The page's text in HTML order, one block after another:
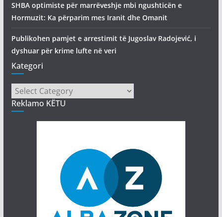
SHBA optimiste për marrëveshje mbi ngushticën e
Hormuzit: Ka përparim mes Iranit dhe Omanit
Publikohen pamjet e arrestimit të Jugoslav Radojević, i
dyshuar për krime lufte në veri
Kategori
Kategori
Reklamo KËTU